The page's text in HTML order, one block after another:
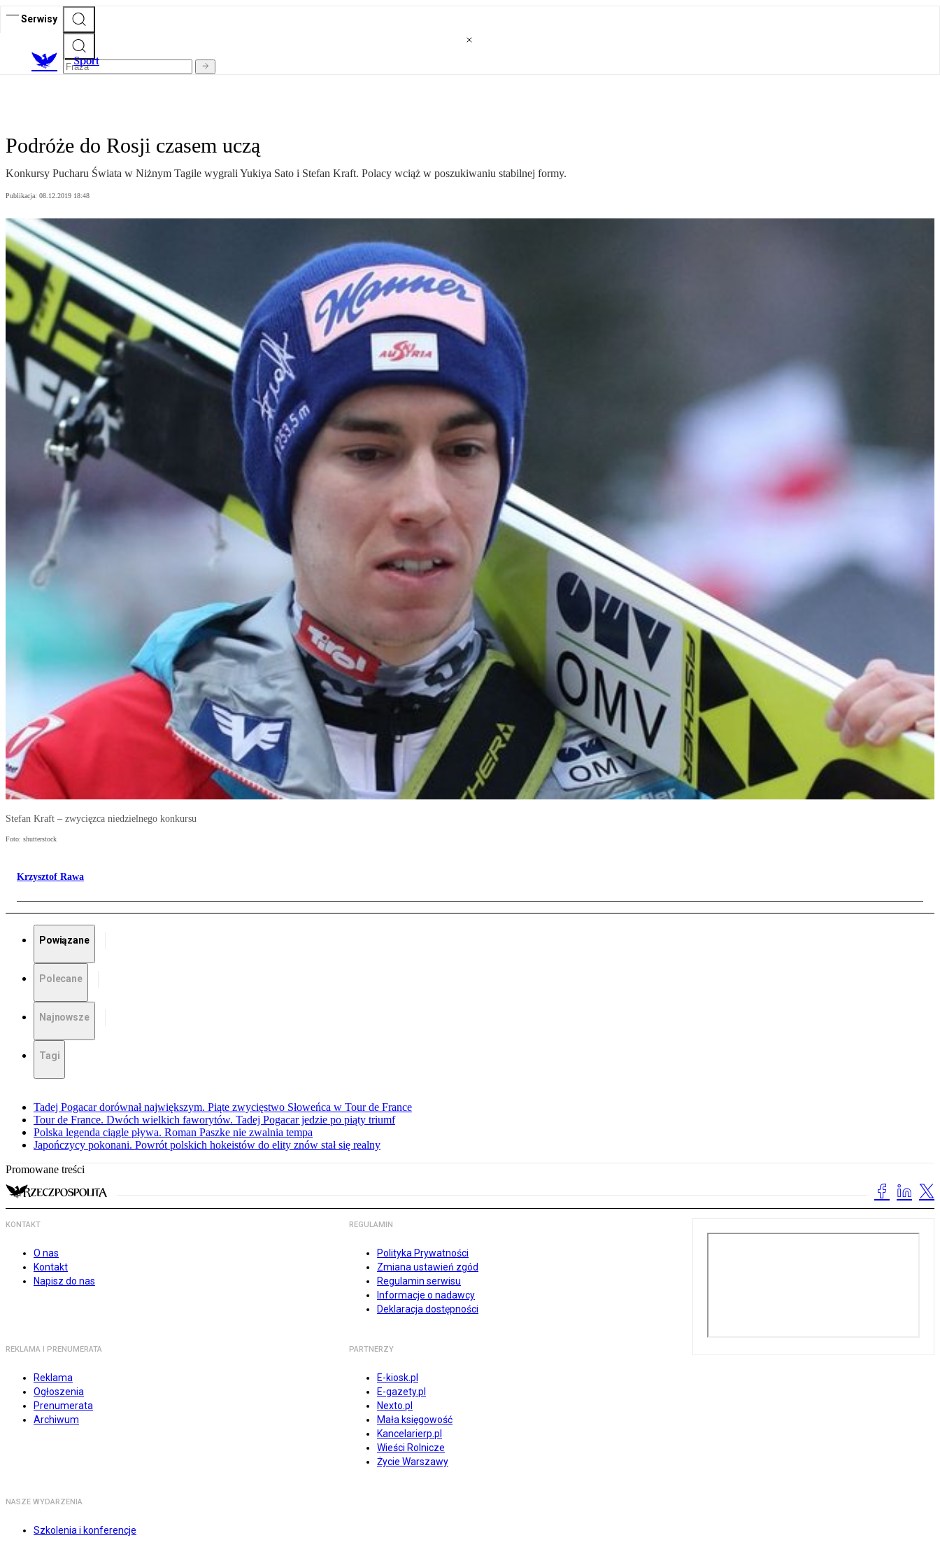
Serwisy
Sport
Podróże do Rosji czasem uczą
Konkursy Pucharu Świata w Niżnym Tagile wygrali Yukiya Sato i Stefan Kraft. Polacy wciąż w poszukiwaniu stabilnej formy.
Publikacja: 08.12.2019 18:48
Stefan Kraft – zwycięzca niedzielnego konkursu
Foto: shutterstock
Krzysztof Rawa
Powiązane
Polecane
Najnowsze
Tagi
Tadej Pogacar dorównał największym. Piąte zwycięstwo Słoweńca w Tour de France
Tour de France. Dwóch wielkich faworytów. Tadej Pogacar jedzie po piąty triumf
Polska legenda ciągle pływa. Roman Paszke nie zwalnia tempa
Japończycy pokonani. Powrót polskich hokeistów do elity znów stał się realny
Promowane treści
KONTAKT
O nas
Kontakt
Napisz do nas
REGULAMIN
Polityka Prywatności
Zmiana ustawień zgód
Regulamin serwisu
Informacje o nadawcy
Deklaracja dostępności
REKLAMA I PRENUMERATA
Reklama
Ogłoszenia
Prenumerata
Archiwum
PARTNERZY
E-kiosk.pl
E-gazety.pl
Nexto.pl
Mała księgowość
Kancelarierp.pl
Wieści Rolnicze
Życie Warszawy
NASZE WYDARZENIA
Szkolenia i konferencje